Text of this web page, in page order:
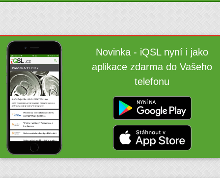
Novinka - iQSL nyní i jako
aplikace zdarma do Vašeho
telefonu